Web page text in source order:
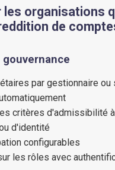
les organisations
de
par gestionnaire ou
critères d'admissibilité
d'identité
configurables
les rôles avec